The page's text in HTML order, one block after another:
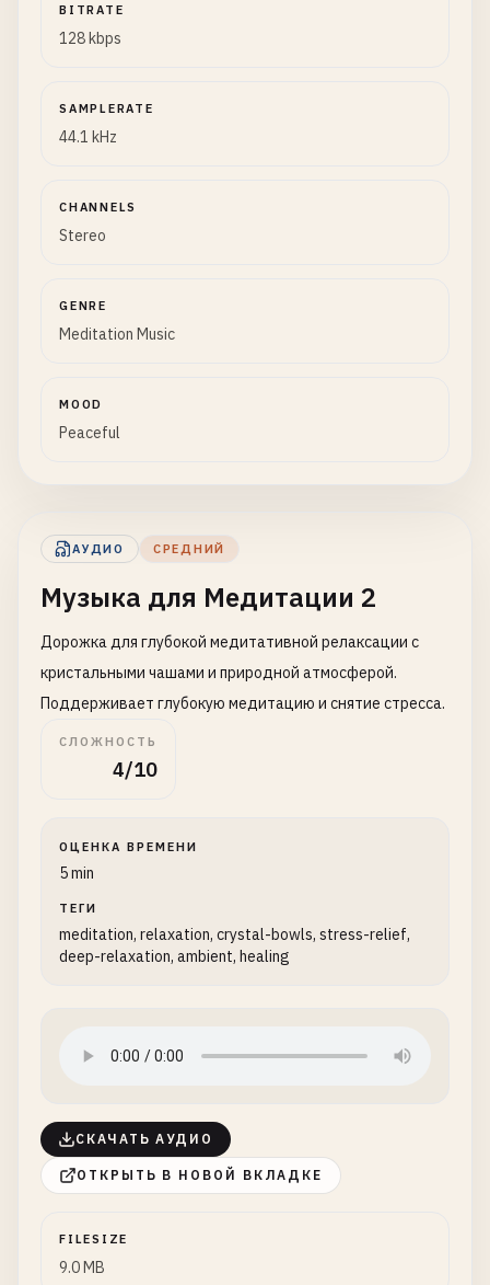
BITRATE
128 kbps
SAMPLERATE
44.1 kHz
CHANNELS
Stereo
GENRE
Meditation Music
MOOD
Peaceful
АУДИО СРЕДНИЙ
Музыка для Медитации 2
Дорожка для глубокой медитативной релаксации с
кристальными чашами и природной атмосферой.
Поддерживает глубокую медитацию и снятие стресса.
СЛОЖНОСТЬ
4/10
ОЦЕНКА ВРЕМЕНИ
5 min
ТЕГИ
meditation, relaxation, crystal-bowls, stress-relief,
deep-relaxation, ambient, healing
СКАЧАТЬ АУДИО
ОТКРЫТЬ В НОВОЙ ВКЛАДКЕ
FILESIZE
9.0 MB